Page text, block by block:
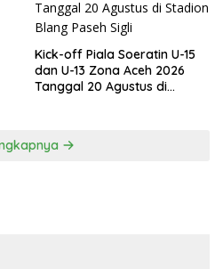
Kick-off Piala Soeratin U-15
dan U-13 Zona Aceh 2026
Tanggal 20 Agustus di